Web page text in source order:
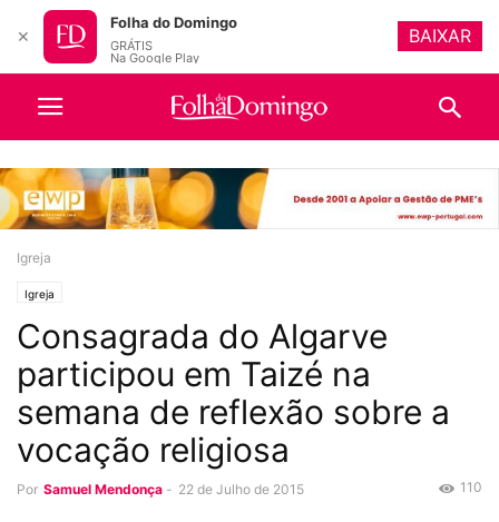
Igreja
Igreja
Consagrada do Algarve
participou em Taizé na
semana de reflexão sobre a
vocação religiosa
Por Samuel Mendonça - 22 de Julho de 2015 110
✕
Folha do Domingo
GRÁTIS
Na Google Play
BAIXAR